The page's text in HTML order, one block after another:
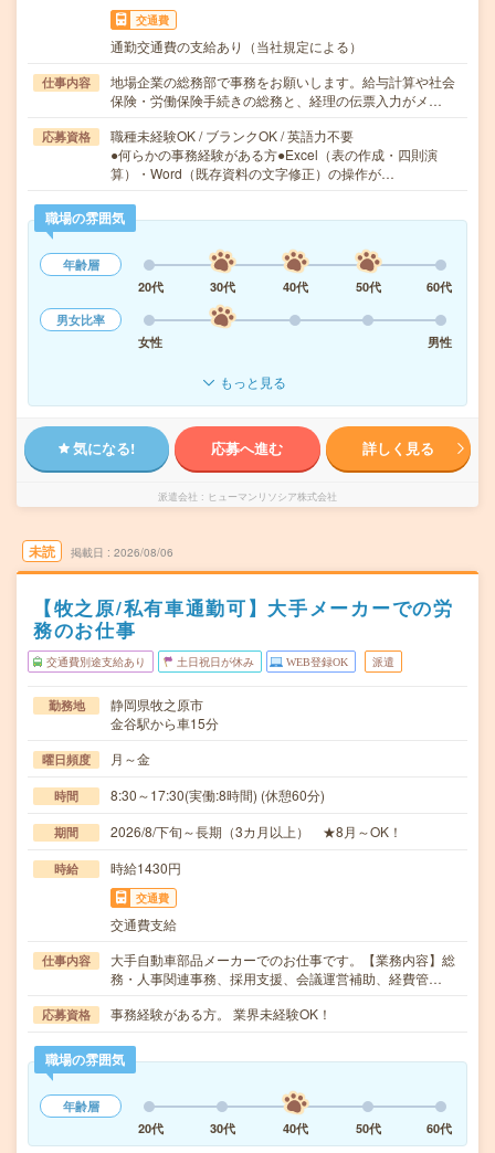
交通費
通勤交通費の支給あり（当社規定による）
仕事内容
地場企業の総務部で事務をお願いします。給与計算や社会
保険・労働保険手続きの総務と、経理の伝票入力がメ…
応募資格
職種未経験OK / ブランクOK / 英語力不要
●何らかの事務経験がある方●Excel（表の作成・四則演
算）・Word（既存資料の文字修正）の操作が…
職場の雰囲気
年齢層
20代
30代 40代 50代
60代
男女比率
女性
男性
もっと見る
気になる! 応募へ進む 詳しく見る
派遣会社 ヒューマンリソシア株式会社
未読 掲載日 2026/08/06
【牧之原/私有車通勤可】大手メーカーでの労
務のお仕事
交通費別途支給あり 土日祝日が休み WEB登録OK 派遣
勤務地
静岡県牧之原市
金谷駅から車15分
曜日頻度 月～金
時間 8:30～17:30(実働:8時間) (休憩60分)
期間 2026/8/下旬～長期（3カ月以上） ★8月～OK！
時給 時給1430円
交通費
交通費支給
仕事内容
大手自動車部品メーカーでのお仕事です。【業務内容】総
務・人事関連事務、採用支援、会議運営補助、経費管…
応募資格 事務経験がある方。 業界未経験OK！
職場の雰囲気
年齢層
20代
30代 40代 50代 60代